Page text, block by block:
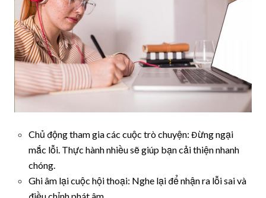
Chủ động tham gia các cuộc trò chuyện: Đừng ngại
mắc lỗi. Thực hành nhiều sẽ giúp bạn cải thiện nhanh
chóng.
Ghi âm lại cuộc hội thoại: Nghe lại để nhận ra lỗi sai và